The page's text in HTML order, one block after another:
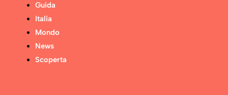
Guida
Italia
Mondo
News
Scoperta